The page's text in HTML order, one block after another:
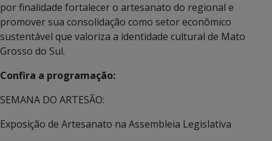
por finalidade fortalecer o artesanato do regional e
promover sua consolidação como setor econômico
sustentável que valoriza a identidade cultural de Mato
Grosso do Sul.
Confira a programação:
SEMANA DO ARTESÃO:
Exposição de Artesanato na Assembleia Legislativa